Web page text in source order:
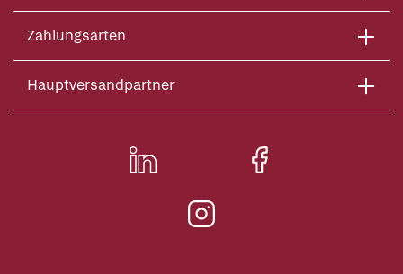
Zahlungsarten
Hauptversandpartner